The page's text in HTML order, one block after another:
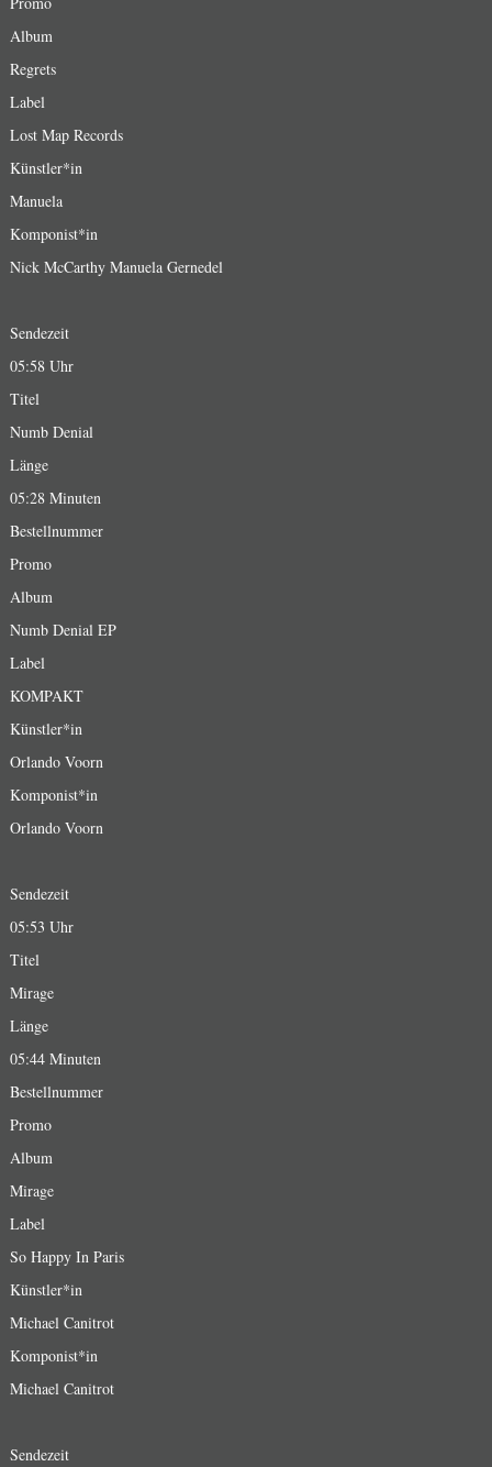
Album
Regrets
Label
Lost Map Records
Künstler*in
Manuela
Komponist*in
Nick McCarthy Manuela Gernedel
Sendezeit
05:58 Uhr
Titel
Numb Denial
Länge
05:28 Minuten
Bestellnummer
Promo
Album
Numb Denial EP
Label
KOMPAKT
Künstler*in
Orlando Voorn
Komponist*in
Orlando Voorn
Sendezeit
05:53 Uhr
Titel
Mirage
Länge
05:44 Minuten
Bestellnummer
Promo
Album
Mirage
Label
So Happy In Paris
Künstler*in
Michael Canitrot
Komponist*in
Michael Canitrot
Sendezeit